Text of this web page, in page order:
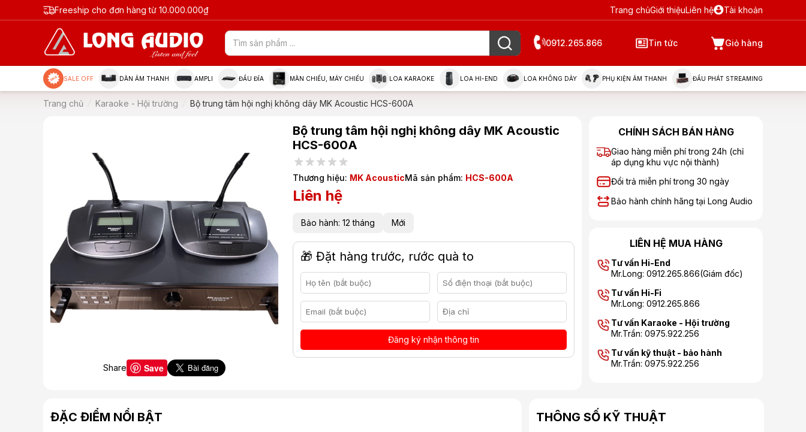
Freeship cho đơn hàng từ 10.000.000₫ Trang chủGiới thiệuLiên hệ Tài khoản
0912.265.866 Tin tức Giỏ hàng
SALE OFF DÀN ÂM THANH AMPLI ĐẦU ĐĨA MÀN CHIẾU, MÁY CHIẾU LOA KARAOKE LOA HI-END LOA KHÔNG DÂY PHỤ KIỆN ÂM THANH ĐẦU PHÁT STREAMING
Trang chủ Karaoke - Hội trường Bộ trung tâm hội nghị không dây MK Acoustic HCS-600A
Share Save
Bộ trung tâm hội nghị không dây MK Acoustic
HCS-600A
Thương hiệu: MK AcousticMã sản phẩm: HCS-600A
Liên hệ
Bảo hành: 12 tháng Mới
🎁 Đặt hàng trước, rước quà to
Đăng ký nhận thông tin
CHÍNH SÁCH BÁN HÀNG
Giao hàng miễn phí trong 24h (chỉ
áp dụng khu vực nội thành)
Đổi trả miễn phí trong 30 ngày
Bảo hành chính hãng tại Long Audio
LIÊN HỆ MUA HÀNG
Tư vấn Hi-End
Mr.Long: 0912.265.866(Giám đốc)
Tư vấn Hi-Fi
Mr.Long: 0912.265.866
Tư vấn Karaoke - Hội trường
Mr.Trần: 0975.922.256
Tư vấn kỹ thuật - bảo hành
Mr.Trần: 0975.922.256
ĐẶC ĐIỂM NỔI BẬT THÔNG SỐ KỸ THUẬT